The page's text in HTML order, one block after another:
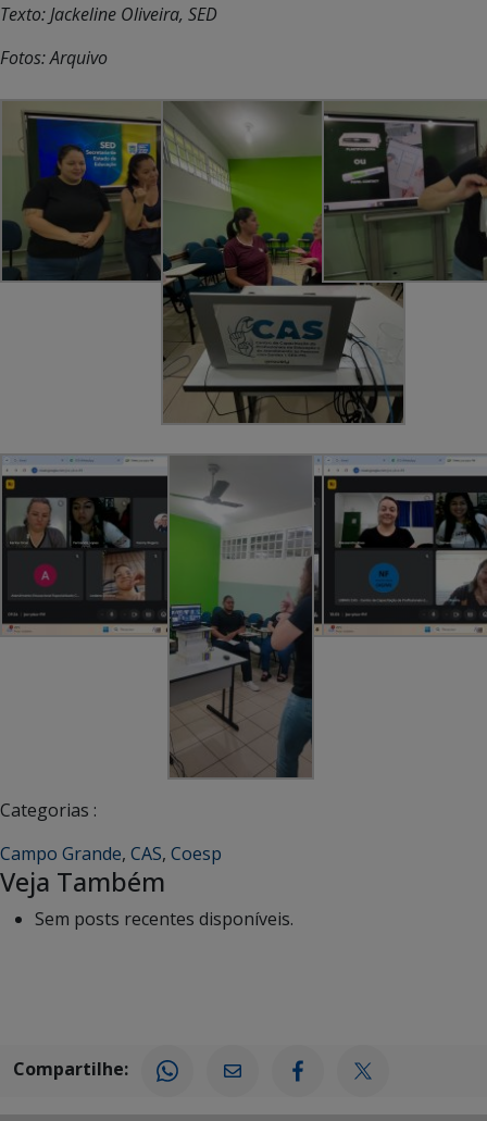
Texto: Jackeline Oliveira, SED
Fotos: Arquivo
Categorias :
Campo Grande, CAS, Coesp
Veja Também
Sem posts recentes disponíveis.
Compartilhe: